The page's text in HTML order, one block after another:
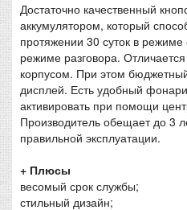
Достаточно качественный
аккумулятором, который
протяжении 30 суток в
режиме разговора.
корпусом. При этом
дисплей. Есть удобный
активировать при помощи
Производитель обещает до 3
правильной эксплуатации.
+ Плюсы
весомый срок службы;
стильный дизайн;